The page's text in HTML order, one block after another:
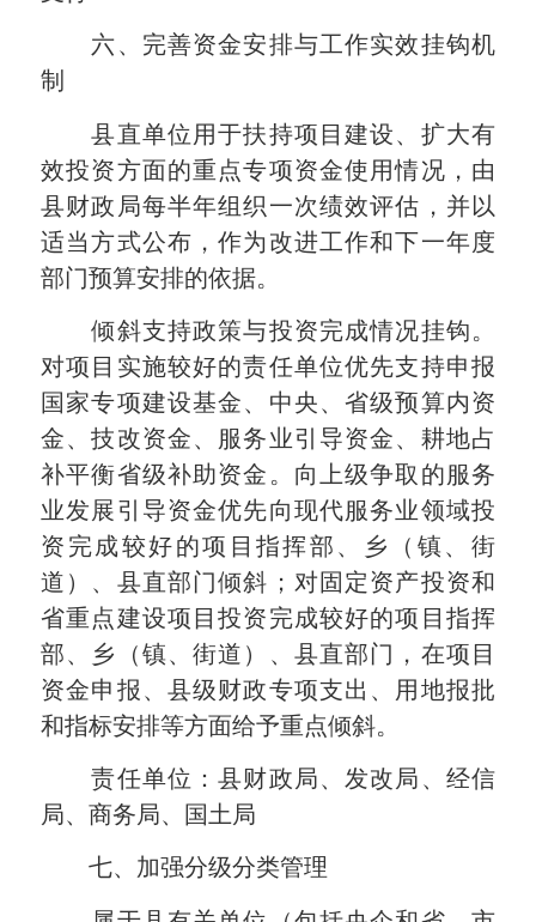
六、完善资金安排与工作实效挂钩机
制
县直单位用于扶持项目建设、扩大有
效投资方面的重点专项资金使用情况，由
县财政局每半年组织一次绩效评估，并以
适当方式公布，作为改进工作和下一年度
部门预算安排的依据。
倾斜支持政策与投资完成情况挂钩。
对项目实施较好的责任单位优先支持申报
国家专项建设基金、中央、省级预算内资
金、技改资金、服务业引导资金、耕地占
补平衡省级补助资金。向上级争取的服务
业发展引导资金优先向现代服务业领域投
资完成较好的项目指挥部、乡（镇、街
道）、县直部门倾斜；对固定资产投资和
省重点建设项目投资完成较好的项目指挥
部、乡（镇、街道）、县直部门，在项目
资金申报、县级财政专项支出、用地报批
和指标安排等方面给予重点倾斜。
责任单位：县财政局、发改局、经信
局、商务局、国土局
七、加强分级分类管理